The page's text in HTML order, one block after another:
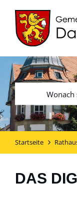
Startseite
DAS